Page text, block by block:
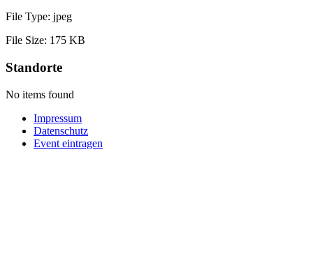
File Type: jpeg
File Size: 175 KB
Standorte
No items found
Impressum
Datenschutz
Event eintragen